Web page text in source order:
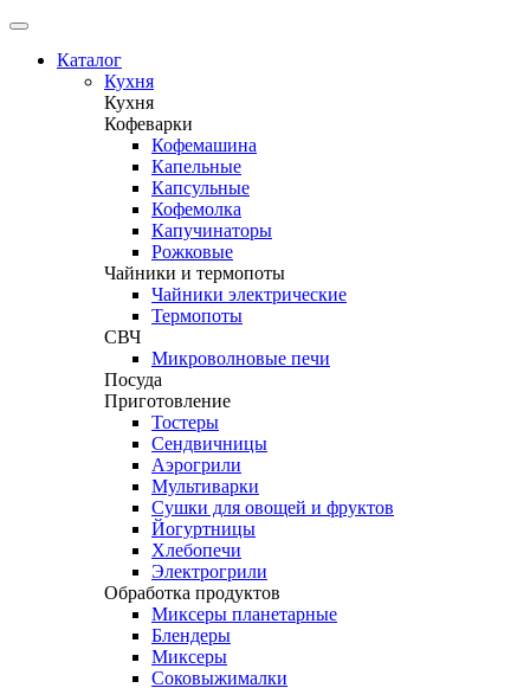
Каталог
Кухня
Кухня
Кофеварки
Кофемашина
Капельные
Капсульные
Кофемолка
Капучинаторы
Рожковые
Чайники и термопоты
Чайники электрические
Термопоты
СВЧ
Микроволновые печи
Посуда
Приготовление
Тостеры
Сендвичницы
Аэрогрили
Мультиварки
Сушки для овощей и фруктов
Йогуртницы
Хлебопечи
Электрогрили
Обработка продуктов
Миксеры планетарные
Блендеры
Миксеры
Соковыжималки